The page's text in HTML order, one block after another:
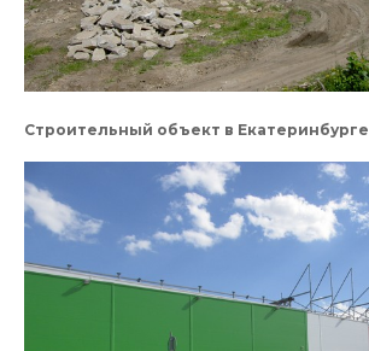
Строительный объект в Екатеринбурге